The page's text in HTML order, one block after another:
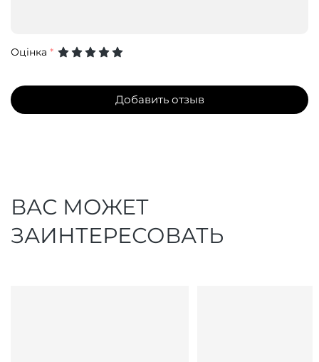
Оцінка *
Добавить отзыв
ВАС МОЖЕТ
ЗАИНТЕРЕСОВАТЬ